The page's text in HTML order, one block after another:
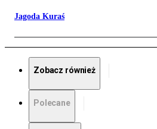
Jagoda Kuraś
Zobacz również
Polecane